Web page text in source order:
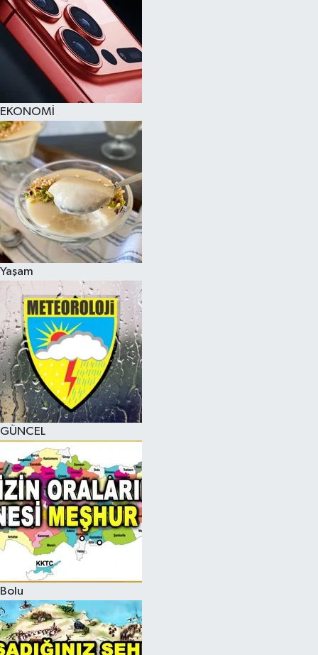
EKONOMİ
Yaşam
GÜNCEL
Bolu